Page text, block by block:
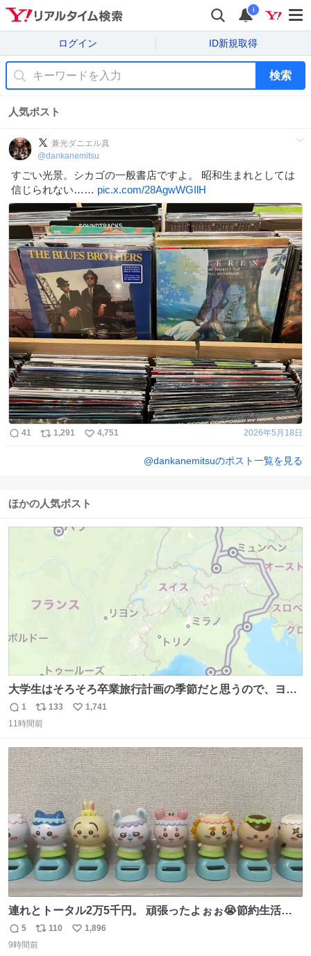
i
ログイン ID新規取得
検索
人気ポスト
兼光ダニエル真
@dankanemitsu
すごい光景。シカゴの一般書店ですよ。 昭和生まれとしては
信じられない…… pic.x.com/28AgwWGIlH
41 1,291 4,751 2026年5月18日
@dankanemitsuのポスト一覧を見る
ほかの人気ポスト
大学生はそろそろ卒業旅行計画の季節だと思うので、ヨー
ロッパ🇪🇺主要国を縦断できるおすすめルートをシェア！
•以下の国をほぼユーレイルパス(EU内電車乗り放題チケッ
🇧🇪 オランダ🇳🇱 ドイツ🇩🇪 イタリア🇮🇹
返
信
1
リ
ポ
ト
数
133
い
数
1,741
11時間前
連れとトータル2万5千円。 頑張ったよぉぉ😭節約生活の
始まり。笑
返
信
5
リ
ポ
110
い
1,896
9時間前